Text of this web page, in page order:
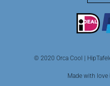
© 2020 Orca Cool |
Made with love